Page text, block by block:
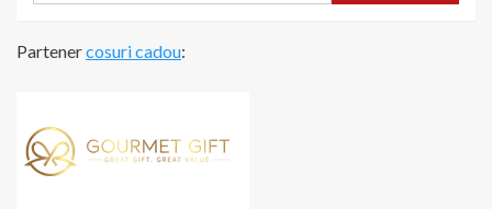
Partenercosuri cadou: